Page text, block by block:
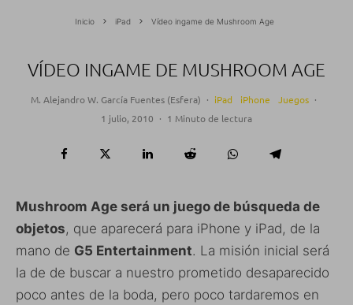
Inicio iPad Vídeo ingame de Mushroom Age
VÍDEO INGAME DE MUSHROOM AGE
M. Alejandro W. García Fuentes (Esfera) · iPad iPhone Juegos ·
1 julio, 2010 · 1 Minuto de lectura
Mushroom Age será un juego de búsqueda de
objetos, que aparecerá para iPhone y iPad, de la
mano de G5 Entertainment. La misión inicial será
la de de buscar a nuestro prometido desaparecido
poco antes de la boda, pero poco tardaremos en